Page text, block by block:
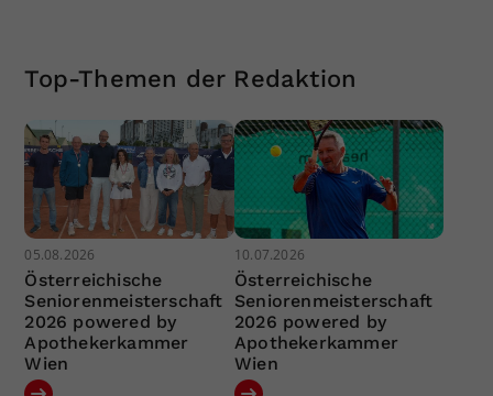
Top-Themen der Redaktion
05.08.2026
Österreichische
Seniorenmeisterschaft
2026 powered by
Apothekerkammer
Wien
10.07.2026
Österreichische
Seniorenmeisterschaft
2026 powered by
Apothekerkammer
Wien